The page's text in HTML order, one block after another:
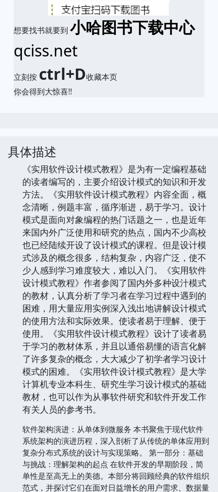
想要找书就要到 小哈图书下载中心
立刻按ctrl+D
你会得到大惊喜!!
具体描述
《实用软件设计模式教程》是为有一定编程基础
的读者编写的，主要介绍设计模式的知识和开发
方法。《实用软件设计模式教程》内容全面，概
念清晰，例题丰富，循序渐进，易于学习。设计
模式是面向对象编程的热门话题之一，也是近年
来国内外广泛使用和研究的热点，国内不少高校
也已经陆续开设了设计模式的课程。但是设计模
式涉及的概念很多，结构复杂，内容广泛，使不
少人感到学习难度较大，难以入门。《实用软件
设计模式教程》作者参阅了国内外多种设汁模式
的教材，认真分析了学习者在学习过程中遇到的
困难，用大量应用实例深入浅出地讲解设计模式
的使用方法和实际效果。使读者易于理解、便于
使用。《实用软件设计模式教程》设计了读者易
于学习的教材体系，并且以通俗易懂的语言化解
了许多复杂的概念，大大减少了初学者学习设计
模式的困难。《实用软件设计模式教程》是大学
计算机专业本科生、研究生学习设计模式的基础
教材，也可以作为从事软件研究和软件开发工作
有关人员的参考书。